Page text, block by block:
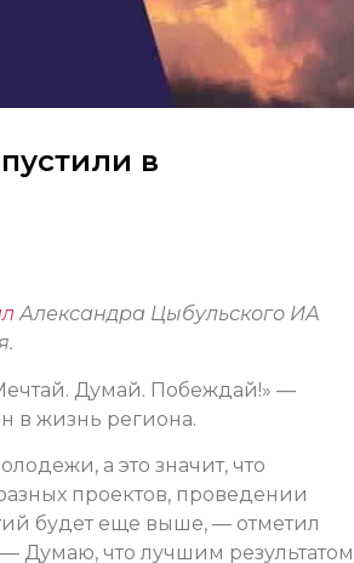
в
Александра Цыбульского ИА
Думай. Побеждай!» —
в жизнь региона.
а это значит, что
проектов, проведении
будет еще выше, — отметил
Думаю, что лучшим результатом